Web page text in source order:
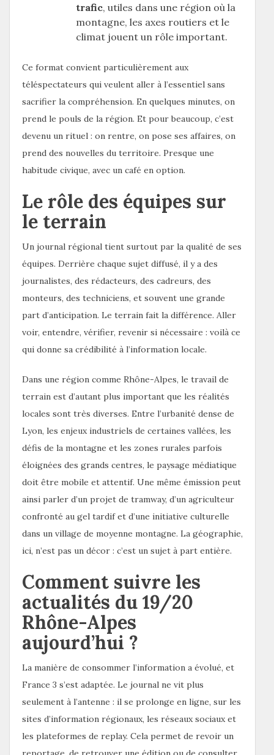
trafic, utiles dans une région où la
montagne, les axes routiers et le
climat jouent un rôle important.
Ce format convient particulièrement aux
téléspectateurs qui veulent aller à l’essentiel sans
sacrifier la compréhension. En quelques minutes, on
prend le pouls de la région. Et pour beaucoup, c’est
devenu un rituel : on rentre, on pose ses affaires, on
prend des nouvelles du territoire. Presque une
habitude civique, avec un café en option.
Le rôle des équipes sur
le terrain
Un journal régional tient surtout par la qualité de ses
équipes. Derrière chaque sujet diffusé, il y a des
journalistes, des rédacteurs, des cadreurs, des
monteurs, des techniciens, et souvent une grande
part d’anticipation. Le terrain fait la différence. Aller
voir, entendre, vérifier, revenir si nécessaire : voilà ce
qui donne sa crédibilité à l’information locale.
Dans une région comme Rhône-Alpes, le travail de
terrain est d’autant plus important que les réalités
locales sont très diverses. Entre l’urbanité dense de
Lyon, les enjeux industriels de certaines vallées, les
défis de la montagne et les zones rurales parfois
éloignées des grands centres, le paysage médiatique
doit être mobile et attentif. Une même émission peut
ainsi parler d’un projet de tramway, d’un agriculteur
confronté au gel tardif et d’une initiative culturelle
dans un village de moyenne montagne. La géographie,
ici, n’est pas un décor : c’est un sujet à part entière.
Comment suivre les
actualités du 19/20
Rhône-Alpes
aujourd’hui ?
La manière de consommer l’information a évolué, et
France 3 s’est adaptée. Le journal ne vit plus
seulement à l’antenne : il se prolonge en ligne, sur les
sites d’information régionaux, les réseaux sociaux et
les plateformes de replay. Cela permet de revoir un